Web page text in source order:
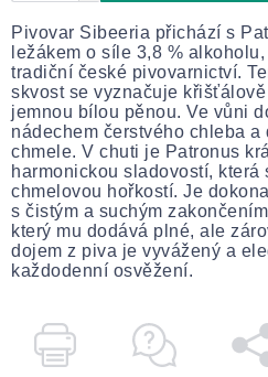
Pivovar Sibeeria přichází s
ležákem o síle 3,8 %
tradiční české pivovarnictví.
skvost se vyznačuje
jemnou bílou pěnou. Ve vůni
nádechem čerstvého chleba
chmele. V chuti je Patronus
harmonickou sladovostí, která
chmelovou hořkostí. Je
s čistým a suchým
který mu dodává plné, ale
dojem z piva je vyvážený a
každodenní osvěžení.